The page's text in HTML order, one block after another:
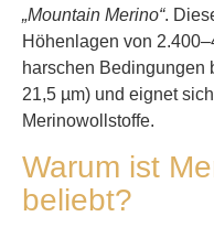
„Mountain Merino“.
Höhenlagen von
harschen Bedingungen
21,5 µm) und eignet
Merinowollstoffe.
Warum ist
beliebt?